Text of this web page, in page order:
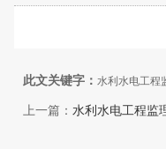
此文关键字： 水利水电工程
上一篇： 水利水电工程监